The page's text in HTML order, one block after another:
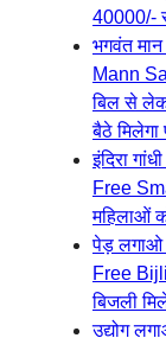
40000/-
भगवंत
Mann
बिल से
बैठे
इंदिरा
Free
महिलाओं
पेड़ लगाओ
Free
बिजली
उद्योग